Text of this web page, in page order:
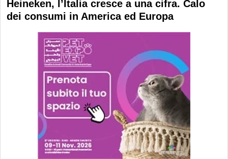
Heineken, l’Italia cresce a una cifra. Calo
dei consumi in America ed Europa